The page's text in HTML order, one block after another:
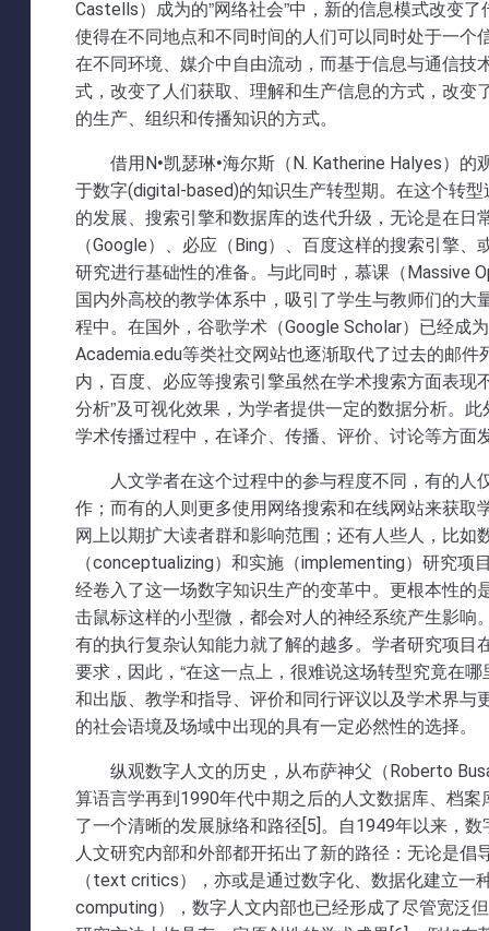
Castells）成为的”网络社会”中，新的信息模式改变
使得在不同地点和不同时间的人们可以同时处于一
在不同环境、媒介中自由流动，而基于信息与通信
式，改变了人们获取、理解和生产信息的方式，改
的生产、组织和传播知识的方式。
借用N•凯瑟琳•海尔斯（N. Katherine Halyes）
于数字(digital-based)的知识生产转型期。在这个转
的发展、搜索引擎和数据库的迭代升级，无论是在
（Google）、必应（Bing）、百度这样的搜索引擎
研究进行基础性的准备。与此同时，慕课（Massive
国内外高校的教学体系中，吸引了学生与教师们的
程中。在国外，谷歌学术（Google Scholar）已经成
Academia.edu等类社交网站也逐渐取代了过去的邮
内，百度、必应等搜索引擎虽然在学术搜索方面表现
分析”及可视化效果，为学者提供一定的数据分析。
学术传播过程中，在译介、传播、评价、讨论等方面
人文学者在这个过程中的参与程度不同，有的
作；而有的人则更多使用网络搜索和在线网站来获
网上以期扩大读者群和影响范围；还有人些人，比
（conceptualizing）和实施（implementing）研究
经卷入了这一场数字知识生产的变革中。更根本性
击鼠标这样的小型微，都会对人的神经系统产生影
有的执行复杂认知能力就了解的越多。学者研究项
要求，因此，“在这一点上，很难说这场转型究竟在
和出版、教学和指导、评价和同行评议以及学术界与
的社会语境及场域中出现的具有一定必然性的选择。
纵观数字人文的历史，从布萨神父（Roberto
算语言学再到1990年代中期之后的人文数据库、档
了一个清晰的发展脉络和路径[5]。自1949年以来，
人文研究内部和外部都开拓出了新的路径：无论是
（text critics），亦或是通过数字化、数据化建立一
computing），数字人文内部也已经形成了尽管宽泛